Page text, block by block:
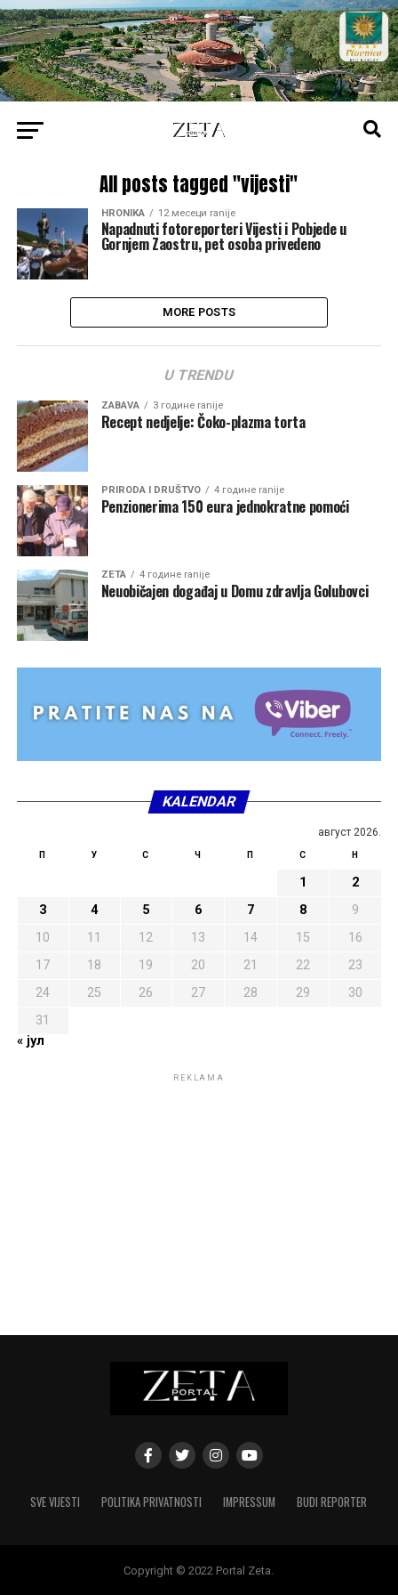
All posts tagged "vijesti"
HRONIKA 12 месеци ranije
Napadnuti fotoreporteri Vijesti i Pobjede u
Gornjem Zaostru, pet osoba privedeno
MORE POSTS
U TRENDU
ZABAVA 3 године ranije
Recept nedjelje: Čoko-plazma torta
PRIRODA I DRUŠTVO 4 године ranije
Penzionerima 150 eura jednokratne pomoći
ZETA 4 године ranije
Neuobičajen događaj u Domu zdravlja Golubovci
KALENDAR
август 2026.
П У С Ч П С Н
1
2
3
4 5 6 7 8
9
10
11 12 13 14 15
16
17
18 19 20 21 22
23
24
25 26 27 28 29
30
31
« јул
REKLAMA
SVE VIJESTI POLITIKA PRIVATNOSTI IMPRESSUM BUDI REPORTER
Copyright © 2022 Portal Zeta.